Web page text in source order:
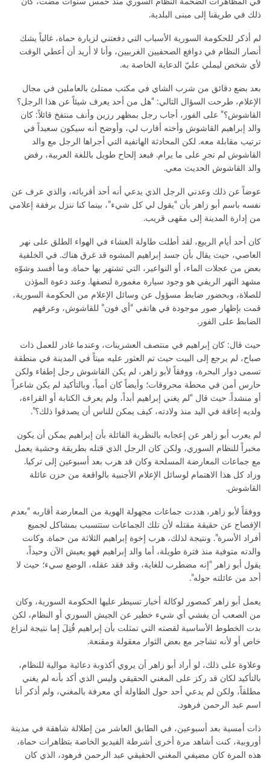
في المظاهرات الضخمة النظام السوري منذ خمس سنوات مضت، كان
ذلك في طريقنا إلى مبنى البلدية.
لم أذكر للحكومة السورية الأسباب التي دفعتني لزيارة حماة، غالباً يشك
أنصار النظام في دوافع الصحفيين الغربيين، وأنا لا أريد أن أعطي الوقت
لأي شخص ليملي عليّ الدعاية الخاصة به.
بعد بضع دقائق من شرب الشاي في مكتب ممتلئ بالعاملين في مجال
الإعلام، طرحت السؤال التالي: “هل من أحد يعرف شيئاً عن هذا الرجل؟
القاشوش؟” على الفور، أجاب رجل بمظهر رزين وأنف منتفخ قائلاً: كان
والد إبراهيم القاشوش وأخته أقارب لي، وأوضح أنه سيكون سعيداً في
ترتيب مقابلة معه. لكن المحادثة الهاتفية التي أجراها الرجل مع والد
القاشوش لم تجرِ على ما يرام. فبعد إلحاح طويل باللغة العربية، رفض
والد القاشوش الحديث معي.
عوضاً عن ذلك وعدني الرجل الذي يدعي أنه أحد أقربائه، والذي عرف عن
نفسه باسم أبو زاهر بأن “يقول لي كل شيء”، بينما كنا ننزل برفقة إعلامي
من إدارة المدينة إلى مقهى قريب.
كان أحد أيام الربيع، لقد أطلت طاولة العشاء في الهواء الطلق على نهر
العاصي، حيث يقال بأن جسد إبراهيم المشوه قد غرق هناك. في الخلفية
بعض من عجلات الماء، أو النواعير، التي تشتهر بها حماة. وما أفسد وشوّه
مشهد النهر الريفي هو وجود سيارة مغمورة لنصفها. وعند دعوة المؤذن
للصلاة، وبحضور ضابط مسؤول عن وسائل الإعلام من الحكومة السورية،
قمت بإظهار صور موجودة في هاتفي “أي فون” للقاشوش، وعرفهم
الضابط على الفور.
حيث قال: كان إبراهيم في منتصف العشرينات، وعندما غادر للعمل ذات
صباح، لم يرجع إلى البيت حيث تم العثور عليه ميتاً في المدينة في منطقة
تسمى دوار البحرة، ووفقاً لأبو زاهر، لم يكن القاشوش رجل إطفاء ولكن
حارس أمن في محطة محروقات؛ وأيضاً كان أمياً، وبالتأكيد لم يكن شاعراً
أو منشداً. حيث قال “لم يغني إبراهيم أبداً، ولم يعرف الكتابة أو القراءة،
ولديه إعاقة في اليد منذ ولادته، كيف يمكن للناس أن يصدقوا ذلك؟”.
لم يعرب أبو زاهر عن إعجابه بالنظرية القائلة بأن إبراهيم يمكن أن يكون
مخبراً للنظام السوري، ولكن كان الرجل الذي قتله بطريقة وحشية يعمل
مع جماعات المعارضة المسلحة وكان قد هرب بعد أسبوعين إلى تركيا.
وزاد كل هذا الاهتمام لوسائل الإعلام الأجنبية بالواقعة من حزن عائلة
القاشوش.
ووفقاً لأبو زاهر، هددت جماعات مجهولة الهوية من المعارضة أقاربه “بعدم
الإفصاح عن حقيقة مقتله لأن تلك الجماعات ستتسبب بمشاكل لجميع
أفراد الأسرة”. ونتيجة لذلك، هرب إخوة إبراهيم الثلاثة من حماة. وكانت
والدته متوفية منذ فترة طويلة، أما والد إبراهيم فهو يعيش الآن وحيداً،
يقول أبو زاهر “إنه مضطرب للغاية، وقد فقد عقله، الوضع سيء؛ حيث لا
أحد من عائلته حوله”.
يعمل أبو زاهر كمصور لوكالة أخبار تسيطر عليها الحكومة السورية، وكان
من الصعب أن يفشي أي شيء خطير عن الجيش السوري أو النظام، لكن
بدت الخطوط الأساسية لقصته التي تمثلت بأن إبراهيم قُتِلَ إما نتيجة لنزاع
خاص أو لأنه تشاجر مع بعض الثوار معقولة ومقنعة.
وعلاوة على ذلك، لو أراد أبو زاهر أن يروي أكذوبة دعائية موالية للنظام،
بالتأكيد لكان قد ركز على المغني الحقيقي وليس الذي أكد بأنه لم يغني
مطلقاً، ولكن لم يدعي أحد حول الطاولة أي معرفة بالمغني، ولم أذكر أنا
اسم عبد الرحمن فرهود.
ذات أمسية بعد أسبوعين، في الطابق العاشر من إطلالة شاهقة في مدينة
أوروبية، كنت أشاهد مرة أخرى أشرطة الفيديو الخاصة بتظاهرات حماة،
هذه المرة كان مضيفي المغني الحقيقي عبد الرحمن فرهود، الذي كان